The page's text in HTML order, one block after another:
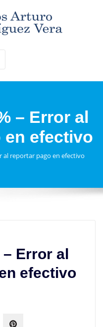
– Error al
en efectivo
al reportar pago en efectivo
Error al
efectivo